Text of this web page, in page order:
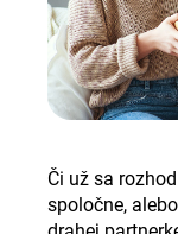
Či už sa
spoločne,